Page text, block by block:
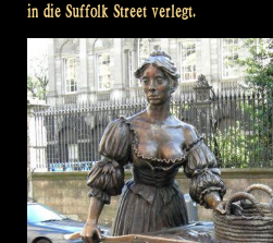
in die Suffolk Street verlegt.